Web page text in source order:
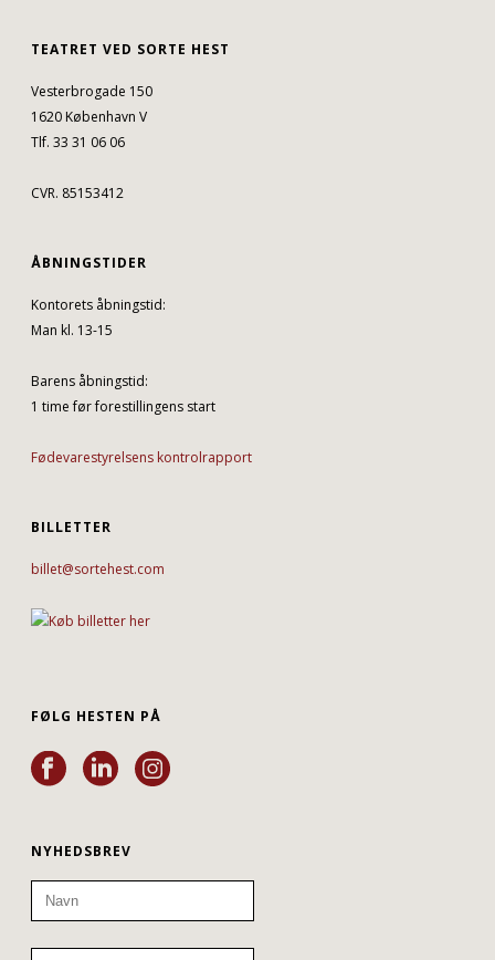
TEATRET VED SORTE HEST
Vesterbrogade 150
1620 København V
Tlf. 33 31 06 06
CVR. 85153412
ÅBNINGSTIDER
Kontorets åbningstid:
Man kl. 13-15
Barens åbningstid:
1 time før forestillingens start
Fødevarestyrelsens kontrolrapport
BILLETTER
billet@sortehest.com
FØLG HESTEN PÅ
NYHEDSBREV